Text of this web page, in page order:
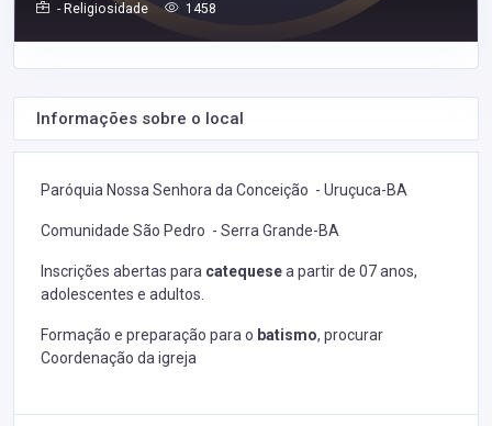
- Religiosidade 1458
Informações sobre o local
Paróquia Nossa Senhora da Conceição - Uruçuca-BA
Comunidade São Pedro - Serra Grande-BA
Inscrições abertas para catequesea partir de 07 anos,
adolescentes e adultos.
Formação e preparação para o batismo, procurar
Coordenação da igreja